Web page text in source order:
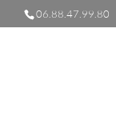
06.88.47.99.80